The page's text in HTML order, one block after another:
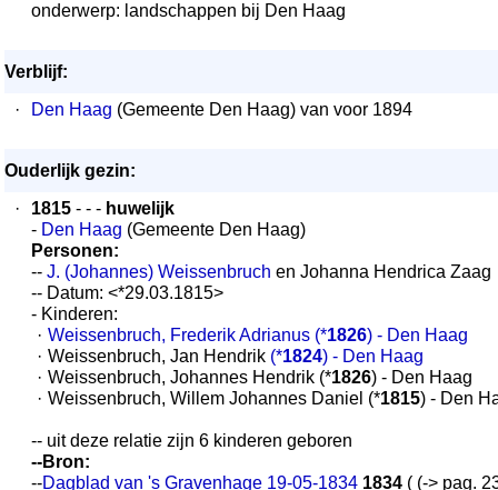
onderwerp: landschappen bij Den Haag
Verblijf:
·
Den Haag (Gemeente Den Haag) van voor 1894
Ouderlijk gezin:
·
1815 - - - huwelijk
- Den Haag (Gemeente Den Haag)
Personen:
-- J. (Johannes) Weissenbruch en Johanna Hendrica Zaag
-- Datum: <*29.03.1815>
- Kinderen:
· Weissenbruch, Frederik Adrianus (*1826) - Den Haag
· Weissenbruch, Jan Hendrik (*1824) - Den Haag
· Weissenbruch, Johannes Hendrik (*1826) - Den Haag
· Weissenbruch, Willem Johannes Daniel (*1815) - Den
-- uit deze relatie zijn 6 kinderen geboren
--Bron:
--Dagblad van 's Gravenhage 19-05-1834 1834 ( (-> pag.